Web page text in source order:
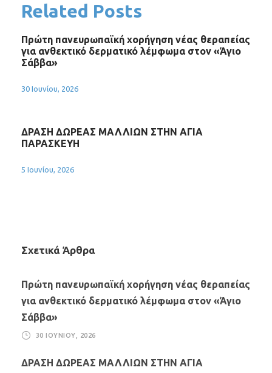
Related Posts
Πρώτη πανευρωπαϊκή χορήγηση νέας θεραπείας
για ανθεκτικό δερματικό λέμφωμα στον «Άγιο
Σάββα»
30 Ιουνίου, 2026
ΔΡΑΣΗ ΔΩΡΕΑΣ ΜΑΛΛΙΩΝ ΣΤΗΝ ΑΓΙΑ
ΠΑΡΑΣΚΕΥΗ
5 Ιουνίου, 2026
Σχετικά Άρθρα
Πρώτη πανευρωπαϊκή χορήγηση νέας θεραπείας
για ανθεκτικό δερματικό λέμφωμα στον «Άγιο
Σάββα»
30 ΙΟΥΝΊΟΥ, 2026
ΔΡΑΣΗ ΔΩΡΕΑΣ ΜΑΛΛΙΩΝ ΣΤΗΝ ΑΓΙΑ